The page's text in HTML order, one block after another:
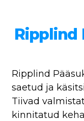
Ripplind
Ripplind
saetud ja
Tiivad
kinnitatud